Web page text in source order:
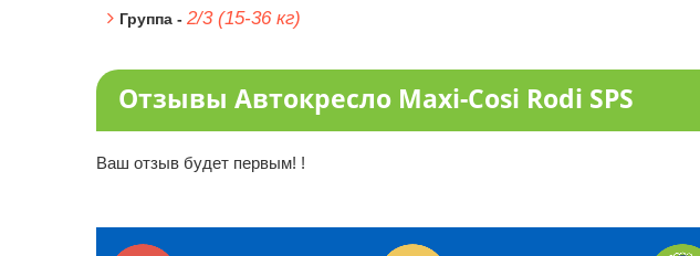
Группа - 2/3 (15-36 кг)
Отзывы Автокресло Maxi-Cosi Rodi SPS
Ваш отзыв будет первым! !